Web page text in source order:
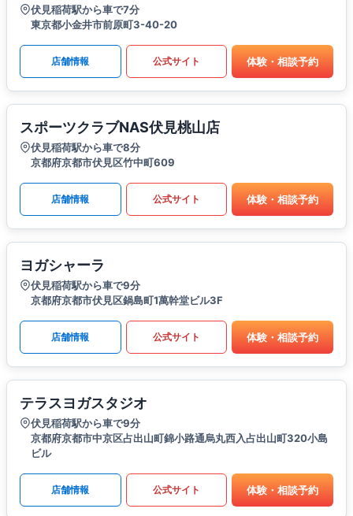
伏見稲荷駅から車で7分
東京都小金井市前原町3-40-20
店舗情報 公式サイト 体験・相談予約
スポーツクラブNAS伏見桃山店
伏見稲荷駅から車で8分
京都府京都市伏見区竹中町609
店舗情報 公式サイト 体験・相談予約
ヨガシャーラ
伏見稲荷駅から車で9分
京都府京都市伏見区鍋島町1萬幹堂ビル3F
店舗情報 公式サイト 体験・相談予約
テラスヨガスタジオ
伏見稲荷駅から車で9分
京都府京都市中京区占出山町錦小路通烏丸西入占出山町320小島
ビル
店舗情報 公式サイト 体験・相談予約